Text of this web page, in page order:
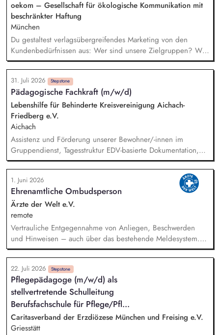
Konzeption, Planung und Durchführung unserer
Demokratieveranstaltungen, Moderation der Veranstaltungen
und Vorbereitung der Panelgäste.
oekom – Gesellschaft für ökologische Kommunikation mit
beschränkter Haftung
München
Du gestaltest verlagsübergreifendes Marketing von den
Kundenbedürfnissen aus: Wer sind unsere Zielgruppen? Was
bewegt sie? Wo erreichen wir sie? Du gehst in Verbindung
mit unseren Kund*innen und entwickelst daraus
Marketingstrategien, konkrete Maßnahmen und neue Formate.
Du misst, was funktioniert, und ziehst daraus selbstständig
Konsequenzen. Du verantwortest das operative Marketing für
unsere Publikumszeitschriften BIO, Slow Food Magazin und
Natürlich Gärtnern: Newsletter, Social Media, Website,
Kooperationen – in enger Abstimmung mit Vertrieb und
Anzeigenverkauf.
31. Juli 2026 Stepstone
Pädagogische Fachkraft (m/w/d)
Lebenshilfe für Behinderte Kreisvereinigung Aichach-
Friedberg e.V.
Aichach
Assistenz und Förderung unserer Bewohner/-innen im
Gruppendienst, Tagesstruktur EDV-basierte Dokumentation,
Förder- und Zukunftsplanung, persönliche Bezugsbetreuung
Zusammenarbeit im Team, Teilnahme an Teambesprechungen
und Arbeitskreisen Vertrauensvolle Kooperation mit der
Gruppen- und Bereichsleitung
1. Juni 2026
Ehrenamtliche Ombudsperson
Ärzte der Welt e.V.
remote
Vertrauliche Entgegennahme von Anliegen, Beschwerden
und Hinweisen – auch über das bestehende Meldesystem.
Vermittlung bei Konflikten und Unterstützung bei
Klärungsprozessen. Konzeption und Durchführung von
Schulungen und Sensibilisierungsformaten. Mitwirkung an der
Weiterentwicklung von Leitlinien, Verhaltenskodizes und dem
Meldesystem. Förderung einer offenen Feedback- und
Beschwerdekultur innerhalb der Organisation.
22. Juli 2026 Stepstone
Pflegepädagoge (m/w/d) als
stellvertretende Schulleitung
Berufsfachschule für Pflege/Pfl...
Caritasverband der Erzdiözese München und Freising e.V.
Griesstätt